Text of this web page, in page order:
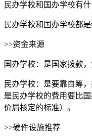
民办学校和国办学校有什
民办学校和国办学校都
>>资金来源
国办学校：是国家拨款
民办学校：是要靠自筹
是民办学校的费用要比
价局核定的标准）。
>>硬件设施推荐